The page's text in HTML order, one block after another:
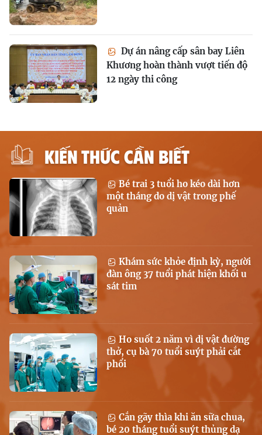
Dự án nâng cấp sân bay Liên
Khương hoàn thành vượt tiến độ
12 ngày thi công
KIẾN THỨC CẦN BIẾT
Bé trai 3 tuổi ho kéo dài hơn
một tháng do dị vật trong phế
quản
Khám sức khỏe định kỳ, người
đàn ông 37 tuổi phát hiện khối u
sát tim
Ho suốt 2 năm vì dị vật đường
thở, cụ bà 70 tuổi suýt phải cắt
phổi
Cắn gãy thìa khi ăn sữa chua,
bé 20 tháng tuổi suýt thủng dạ